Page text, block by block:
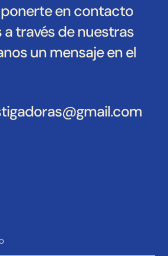
en contacto
través de nuestras
un mensaje en el